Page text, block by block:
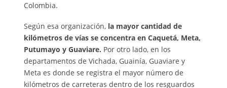
Colombia.
Según esa organización,la mayor cantidad de
kilómetros de vías se concentra en Caquetá, Meta,
Putumayo y Guaviare. Por otro lado, en los
departamentos de Vichada, Guainía, Guaviare y
Meta es donde se registra el mayor número de
kilómetros de carreteras dentro de los resguardos